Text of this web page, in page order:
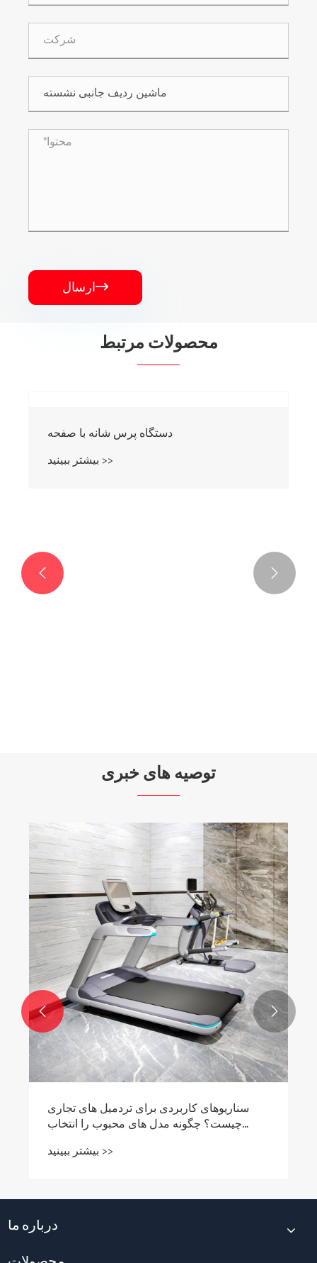
ارسال
محصولات مرتبط
 
توصیه های خبری
سناریوهای کاربردی برای تردمیل های تجاری
چیست؟ چگونه مدل های محبوب را انتخاب
بیشتر ببینید >>
 
درباره ما